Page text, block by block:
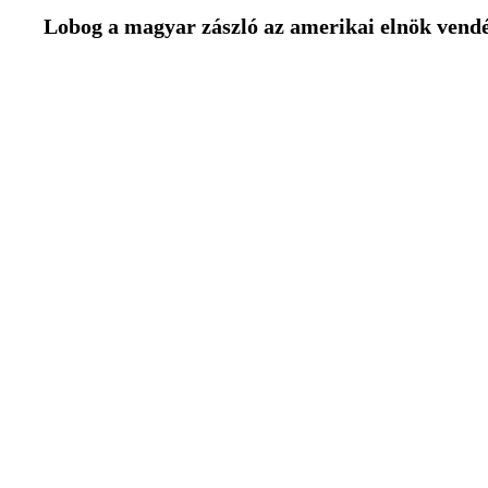
Lobog a magyar zászló az amerikai elnök